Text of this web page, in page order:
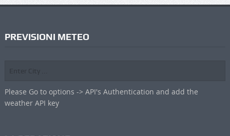
PREVISIONI METEO
Please Go to options -> API's Authentication and add the
weather API key